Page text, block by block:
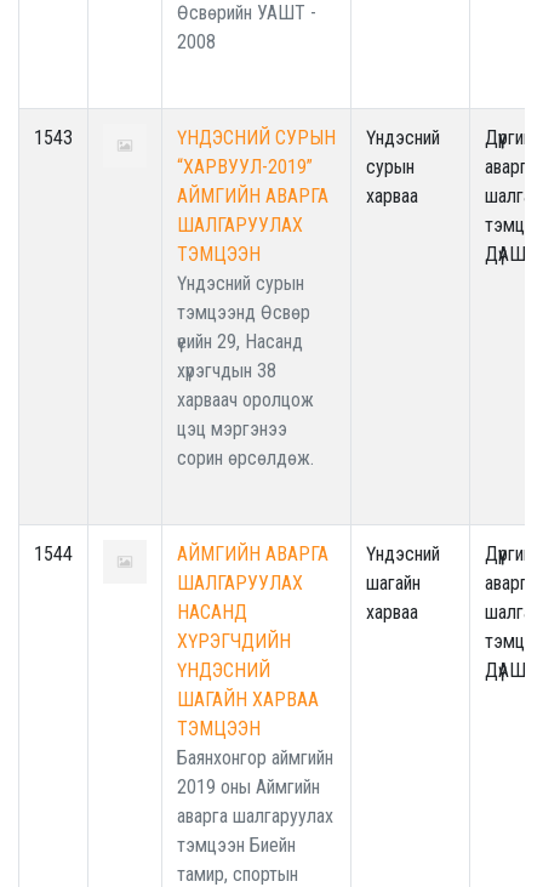
Өсвөрийн УАШТ -
2008
1543
ҮНДЭСНИЙ СУРЫН
“ХАРВУУЛ-2019”
АЙМГИЙН АВАРГА
ШАЛГАРУУЛАХ
ТЭМЦЭЭН
Үндэсний сурын
тэмцээнд Өсвөр
үеийн 29, Насанд
хүрэгчдын 38
харваач оролцож
цэц мэргэнээ
сорин өрсөлдөж.
Үндэсний
сурын
харваа
Дүүргийн
аварга
ДүАШТ
1544
АЙМГИЙН АВАРГА
ШАЛГАРУУЛАХ
НАСАНД
ХҮРЭГЧДИЙН
ҮНДЭСНИЙ
ШАГАЙН ХАРВАА
ТЭМЦЭЭН
Баянхонгор аймгийн
2019 оны Аймгийн
аварга шалгаруулах
тэмцээн Биейн
тамир, спортын
Үндэсний
шагайн
харваа
Дүүргийн
аварга
ДүАШТ